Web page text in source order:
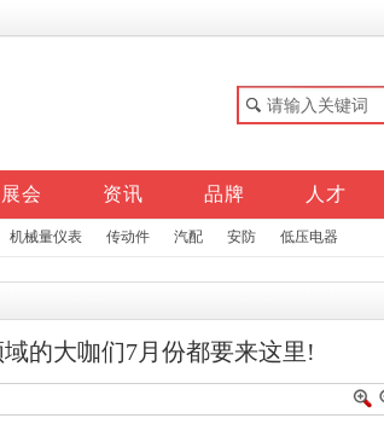
展会 资讯 品牌 人才
机械量仪表 传动件 汽配 安防 低压电器
的大咖们7月份都要来这里!